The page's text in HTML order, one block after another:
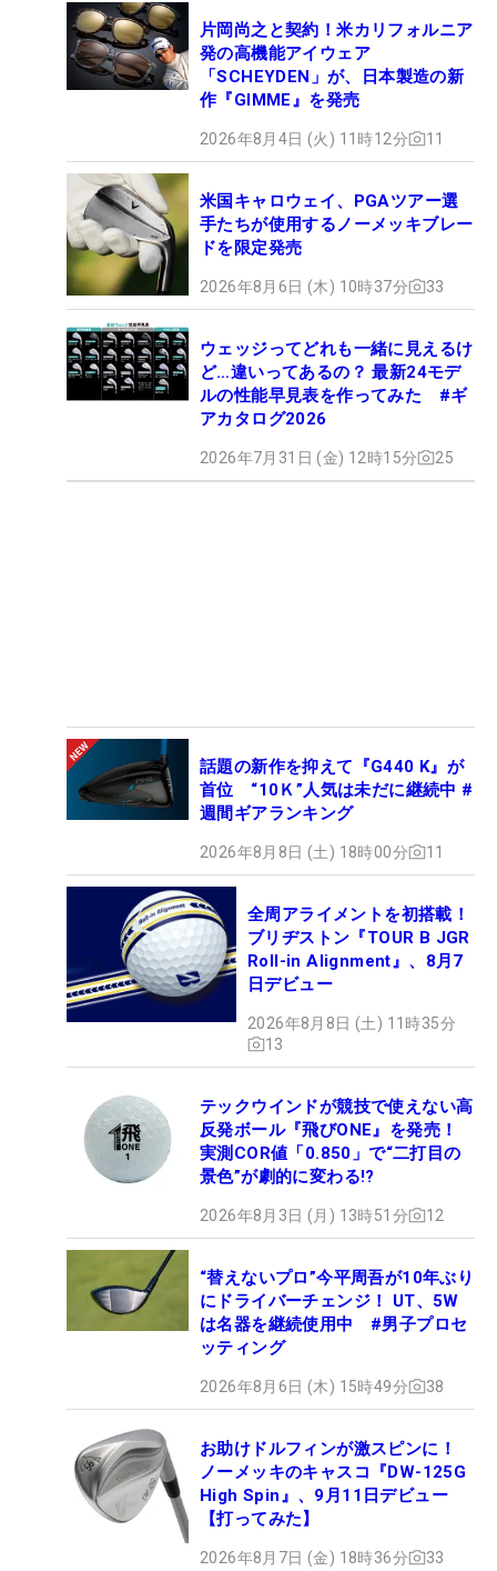
片岡尚之と契約！米カリフォルニア
発の高機能アイウェア
「SCHEYDEN」が、日本製造の新
作『GIMME』を発売
2026年8月4日 (火) 11時12分 11
米国キャロウェイ、PGAツアー選
手たちが使用するノーメッキブレー
ドを限定発売
2026年8月6日 (木) 10時37分 33
ウェッジってどれも一緒に見えるけ
ど…違いってあるの？ 最新24モデ
ルの性能早見表を作ってみた #ギ
アカタログ2026
2026年7月31日 (金) 12時15分 25
話題の新作を抑えて『G440 K』が
首位 “10Ｋ”人気は未だに継続中 #
週間ギアランキング
2026年8月8日 (土) 18時00分 11
全周アライメントを初搭載！
ブリヂストン『TOUR B JGR
Roll-in Alignment』、8月7
日デビュー
2026年8月8日 (土) 11時35分
13
テックウインドが競技で使えない高
反発ボール『飛びONE』を発売！
実測COR値「0.850」で“二打目の
景色”が劇的に変わる!?
2026年8月3日 (月) 13時51分 12
“替えないプロ”今平周吾が10年ぶり
にドライバーチェンジ！ UT、5W
は名器を継続使用中 #男子プロセ
ッティング
2026年8月6日 (木) 15時49分 38
お助けドルフィンが激スピンに！
ノーメッキのキャスコ『DW-125G
High Spin』、9月11日デビュー
【打ってみた】
2026年8月7日 (金) 18時36分 33